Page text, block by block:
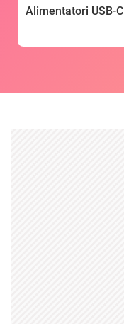
Alimentatori USB-C